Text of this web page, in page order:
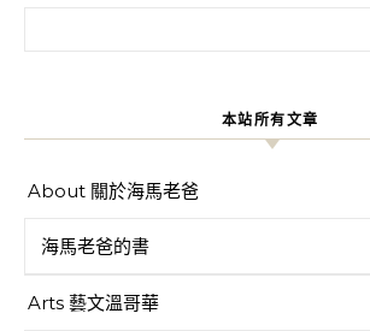
本站所有文章
About 關於海馬老爸
海馬老爸的書
Arts 藝文溫哥華